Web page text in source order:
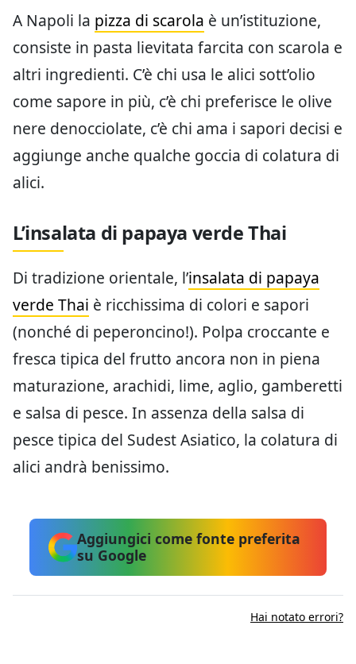
A Napoli la pizza di scarola è un’istituzione,
consiste in pasta lievitata farcita con scarola e
altri ingredienti. C’è chi usa le alici sott’olio
come sapore in più, c’è chi preferisce le olive
nere denocciolate, c’è chi ama i sapori decisi e
aggiunge anche qualche goccia di colatura di
alici.
L’insalata di papaya verde Thai
Di tradizione orientale, l’insalata di papaya
verde Thai è ricchissima di colori e sapori
(nonché di peperoncino!). Polpa croccante e
fresca tipica del frutto ancora non in piena
maturazione, arachidi, lime, aglio, gamberetti
e salsa di pesce. In assenza della salsa di
pesce tipica del Sudest Asiatico, la colatura di
alici andrà benissimo.
Aggiungici come fonte preferita
su Google
Hai notato errori?